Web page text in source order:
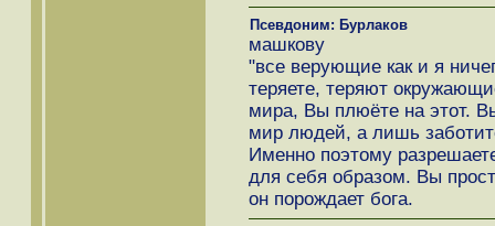
Псевдоним: Бурлаков
машкову
"все верующие как и я
теряете, теряют
мира, Вы плюёте на этот.
мир людей, а лишь
Именно поэтому
для себя образом. Вы
он порождает бога.